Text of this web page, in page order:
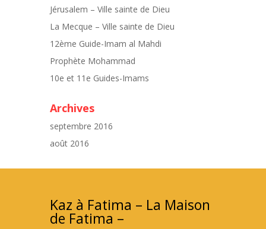
Jérusalem – Ville sainte de Dieu
La Mecque – Ville sainte de Dieu
12ème Guide-Imam al Mahdi
Prophète Mohammad
10e et 11e Guides-Imams
Archives
septembre 2016
août 2016
Kaz à Fatima – La Maison
de Fatima –